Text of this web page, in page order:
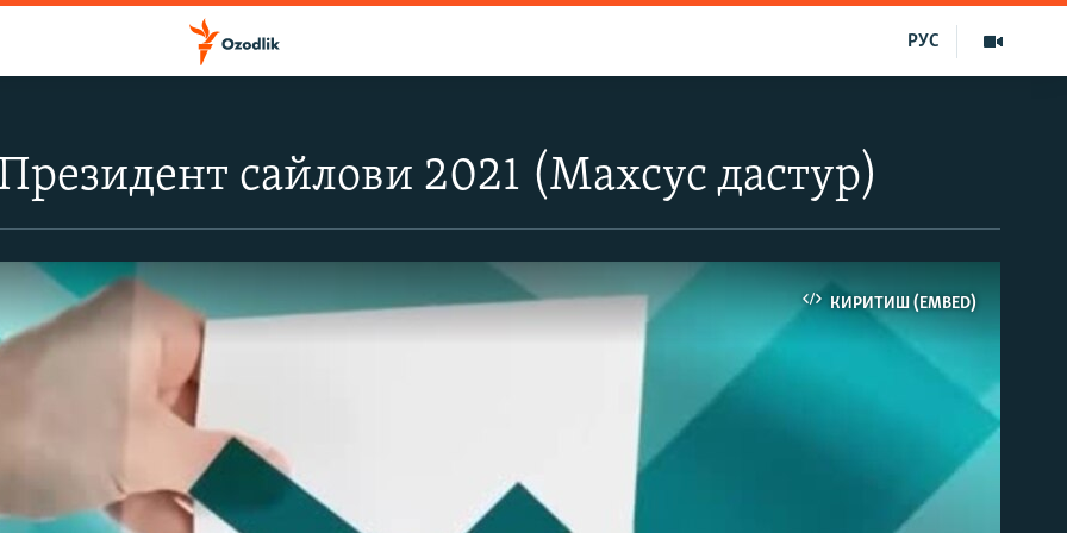
РУС
сайлови 2021 (Махсус дастур)
КИРИТИШ (EMBED)